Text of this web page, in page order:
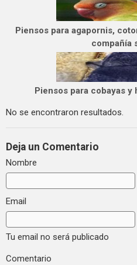
Piensos para agapornis,
compañía
Piensos para cobayas y
No se encontraron resultados.
Deja un Comentario
Nombre
Email
Tu email no será publicado
Comentario